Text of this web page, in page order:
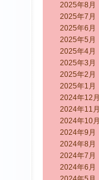
2025年8月
2025年7月
2025年6月
2025年5月
2025年4月
2025年3月
2025年2月
2025年1月
2024年12月
2024年11月
2024年10月
2024年9月
2024年8月
2024年7月
2024年6月